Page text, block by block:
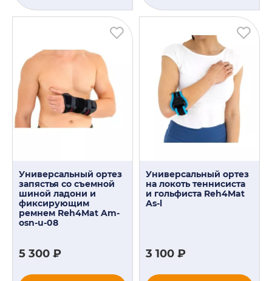
Универсальный ортез
запястья со съемной
шиной ладони и
фиксирующим
ремнем Reh4Mat Am-
osn-u-08
5 300 ₽
Универсальный ортез
на локоть теннисиста
и гольфиста Reh4Mat
As-l
3 100 ₽